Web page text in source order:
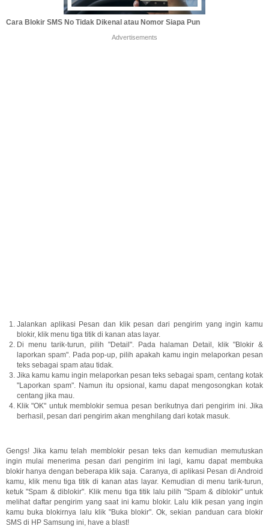
Cara Blokir SMS No Tidak Dikenal atau Nomor Siapa Pun
Advertisements
Jalankan aplikasi Pesan dan klik pesan dari pengirim yang ingin kamu
blokir, klik menu tiga titik di kanan atas layar.
Di menu tarik-turun, pilih "Detail". Pada halaman Detail, klik "Blokir &
laporkan spam". Pada pop-up, pilih apakah kamu ingin melaporkan pesan
teks sebagai spam atau tidak.
Jika kamu kamu ingin melaporkan pesan teks sebagai spam, centang kotak
"Laporkan spam". Namun itu opsional, kamu dapat mengosongkan kotak
centang jika mau.
Klik "OK" untuk memblokir semua pesan berikutnya dari pengirim ini. Jika
berhasil, pesan dari pengirim akan menghilang dari kotak masuk.
Gengs! Jika kamu telah memblokir pesan teks dan kemudian memutuskan
ingin mulai menerima pesan dari pengirim ini lagi, kamu dapat membuka
blokir hanya dengan beberapa klik saja. Caranya, di aplikasi Pesan di Android
kamu, klik menu tiga titik di kanan atas layar. Kemudian di menu tarik-turun,
ketuk "Spam & diblokir". Klik menu tiga titik lalu pilih "Spam & diblokir" untuk
melihat daftar pengirim yang saat ini kamu blokir. Lalu klik pesan yang ingin
kamu buka blokirnya lalu klik "Buka blokir". Ok, sekian panduan cara blokir
SMS di HP Samsung ini, have a blast!